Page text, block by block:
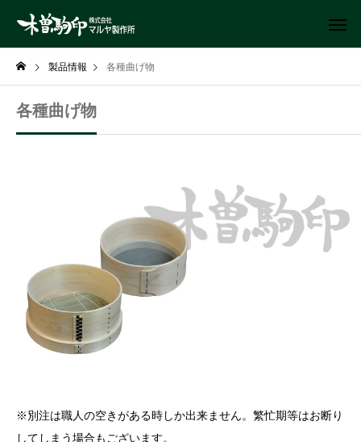
製品情報 各種曲げ物
各種曲げ物
※別注は職人の空きがある時しか出来ません。繁忙期等はお断り
してしまう場合もございます。